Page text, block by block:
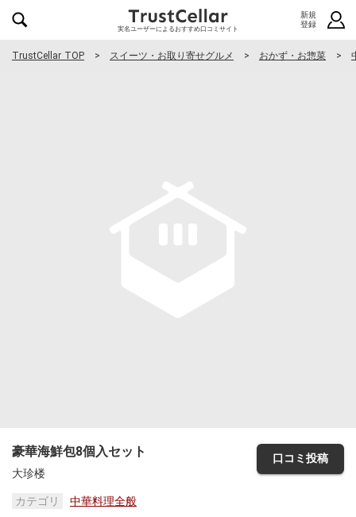
実名ユーザーによるおすすめ口コミサイト
新規
登録
TrustCellar TOP スイーツ・お取り寄せグルメ おかず・お惣菜
豪華海鮮包8個入セット
大珍楼
口コミ投稿
カテゴリ 中華料理全般